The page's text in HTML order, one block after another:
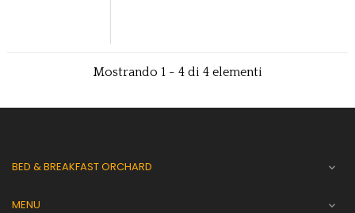
Mostrando 1 - 4 di 4 elementi
BED & BREAKFAST ORCHARD 
MENU 